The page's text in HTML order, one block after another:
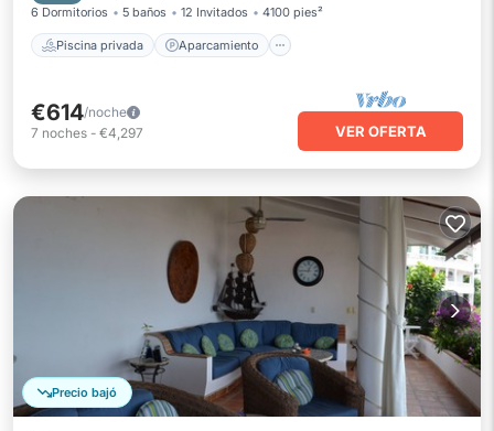
6 Dormitorios 5 baños 12 Invitados 4100 pies²
Piscina privada Aparcamiento
€614/noche
7 noches - €4,297 VER OFERTA
Precio bajó